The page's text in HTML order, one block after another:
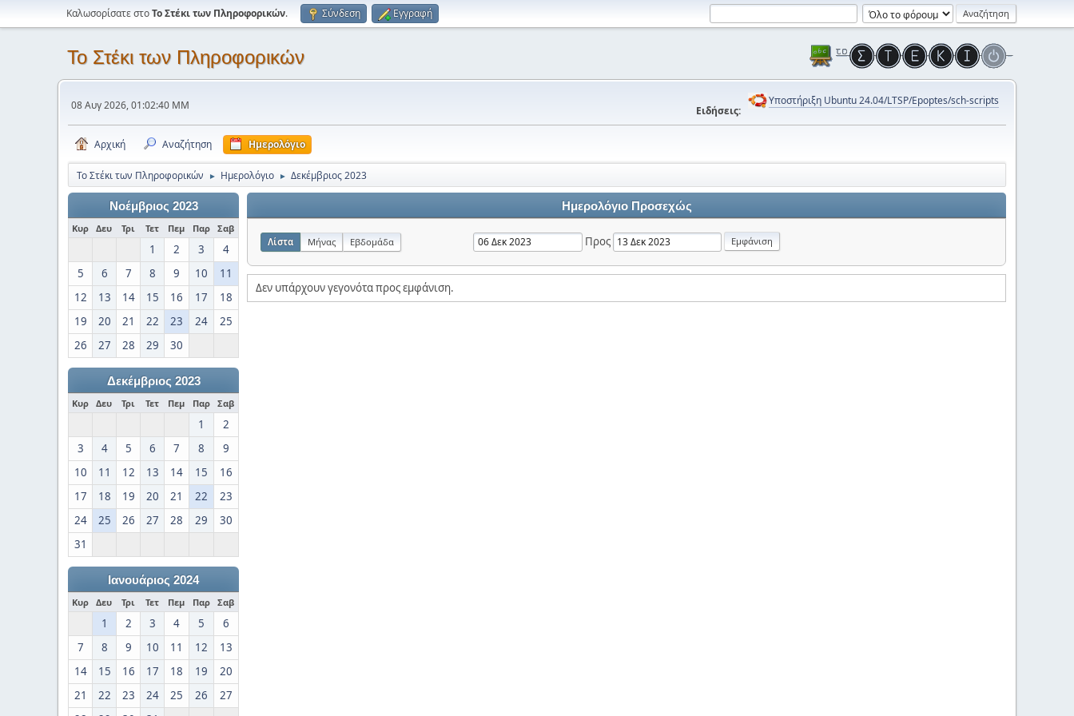
Καλωσορίσατε στοΤο Στέκι των Πληροφορικών. Σύνδεση Εγγραφή
Το Στέκι των Πληροφορικών
08 Αυγ 2026, 01:02:40 ΜΜ Ειδήσεις:
Υποστήριξη Ubuntu 24.04/LTSP/Epoptes/sch-scripts
Αρχική Αναζήτηση Ημερολόγιο
Το Στέκι των Πληροφορικών ► Ημερολόγιο ► Δεκέμβριος 2023
Νοέμβριος 2023
Κυρ Δευ Τρι Τετ Πεμ Παρ Σαβ
1 2 3
4
5
6 7 8 9 10
11
12
13 14 15 16 17
18
19
20 21 22 23 24
25
26
27 28 29 30
Δεκέμβριος 2023
Κυρ Δευ Τρι Τετ Πεμ Παρ Σαβ
1
2
3
4 5 6 7 8
9
10
11 12 13 14 15
16
17
18 19 20 21 22
23
24
25 26 27 28 29
30
31
Ιανουάριος 2024
Κυρ Δευ Τρι Τετ Πεμ Παρ Σαβ
1 2 3 4 5
6
7
8 9 10 11 12
13
14
15 16 17 18 19
20
21
22 23 24 25 26
27
Ημερολόγιο Προσεχώς
Λίστα Μήνας Εβδομάδα Προς
Δεν υπάρχουν γεγονότα προς εμφάνιση.